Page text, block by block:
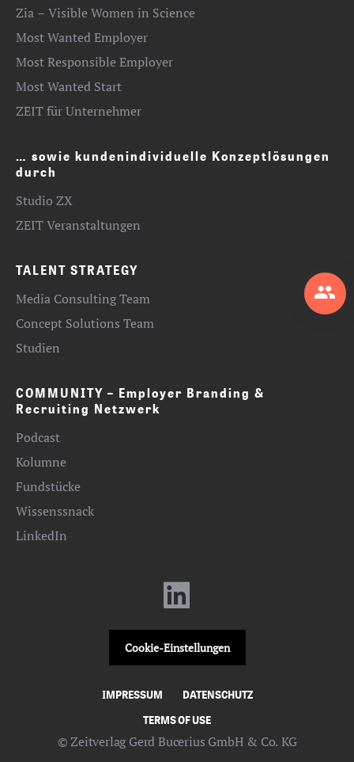
Zia – Visible Women in Science
Most Wanted Employer
Most Responsible Employer
Most Wanted Start
ZEIT für Unternehmer
… sowie kundenindividuelle Konzeptlösungen
durch
Studio ZX
ZEIT Veranstaltungen
TALENT STRATEGY
Media Consulting Team
Concept Solutions Team
Studien
COMMUNITY – Employer Branding &
Recruiting Netzwerk
Podcast
Kolumne
Fundstücke
Wissenssnack
LinkedIn
Cookie-Einstellungen
IMPRESSUM
DATENSCHUTZ
TERMS OF USE
© Zeitverlag Gerd Bucerius GmbH & Co. KG